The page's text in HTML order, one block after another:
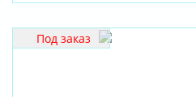
Под заказ